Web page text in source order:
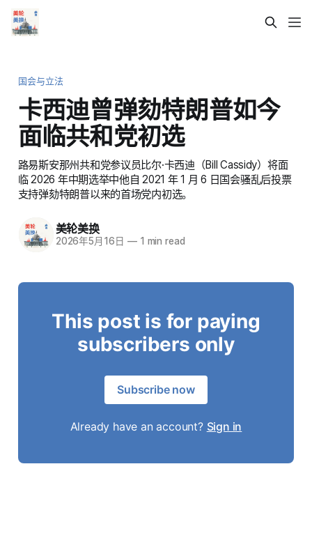
国会与立法
卡西迪曾弹劾特朗普如今
面临共和党初选
路易斯安那州共和党参议员比尔·卡西迪（Bill Cassidy）将面
临 2026 年中期选举中他自 2021 年 1 月 6 日国会骚乱后投票
支持弹劾特朗普以来的首场党内初选。
美轮美换
2026年5月16日 —1 min read
This post is for paying
subscribers only
Subscribe now
Already have an account? Sign in